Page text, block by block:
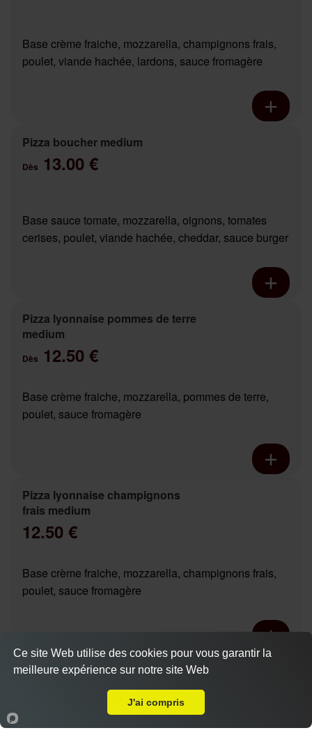
Base crème fraiche, mozzarella, champignons frais,
poulet, viande hachée, lardons, sauce fromagère
Pizza boucher medium
Dès 13.00 €
Base sauce tomate, mozzarella, oignons, tomates
cerises, poulet, viande hachée, cheddar, sauce burger
Pizza lyonnaise pommes de terre
medium
Dès 12.50 €
Base crème fraiche, mozzarella, pommes de terre,
poulet, sauce fromagère
Pizza lyonnaise champignons
frais medium
12.50 €
Base crème fraiche, mozzarella, champignons frais,
poulet, sauce fromagère
Pizza chicken boursin base
Accueil Panier Compte
Actuellement fermé
Ce site Web utilise des cookies pour vous garantir la
meilleure expérience sur notre site Web
J'ai compris